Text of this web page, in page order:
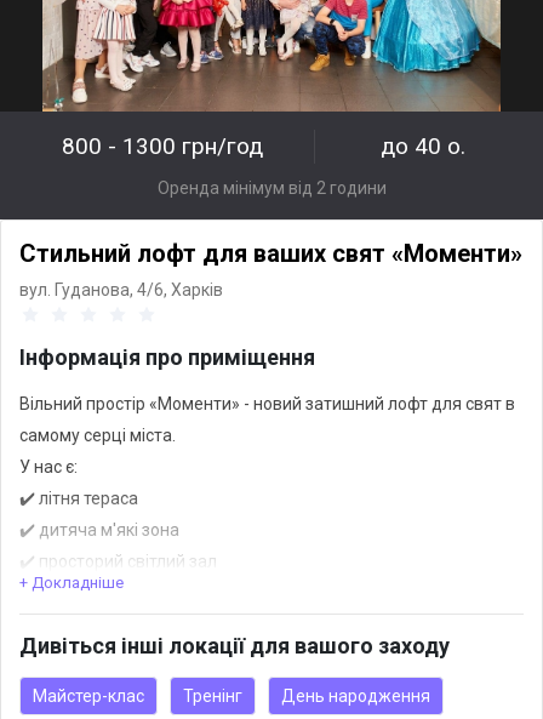
800 - 1300 грн/год до 40 о.
Оренда мінімум від 2 години
Стильний лофт для ваших свят «Моменти»
вул. Гуданова, 4/6, Харків
Інформація про приміщення
Вільний простір «Моменти» - новий затишний лофт для свят в
самому серці міста.
У нас є:
✔️ літня тераса
✔️ дитяча м'які зона
✔️ просторий світлий зал
✔️ продумане зонування
Інстаграм @momenty_place
+ Докладніше
Дивіться інші локації для вашого заходу
Майстер-клас Тренінг День народження